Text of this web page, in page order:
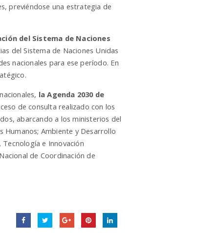
previéndose una estrategia de
del Sistema de Naciones
del Sistema de Naciones Unidas
nacionales para ese período. En
la Agenda 2030 de
de consulta realizado con los
abarcando a los ministerios del
Humanos; Ambiente y Desarrollo
Tecnología e Innovación
de Coordinación de